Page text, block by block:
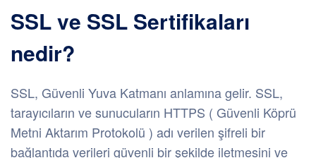
SSL ve SSL Sertifikaları
nedir?
SSL, Güvenli Yuva Katmanı anlamına gelir. SSL,
tarayıcıların ve sunucuların HTTPS ( Güvenli Köprü
Metni Aktarım Protokolü ) adı verilen şifreli bir
bağlantıda verileri güvenli bir şekilde iletmesini ve